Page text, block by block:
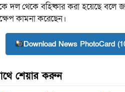
দল থেকে বহিষ্কার করা হয়েছে বলে
কামনা করেছেন।
Download News PhotoCard
শেয়ার করুন